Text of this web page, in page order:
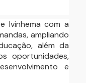
Ivinhema com a
ampliando
além da
oportunidades,
e